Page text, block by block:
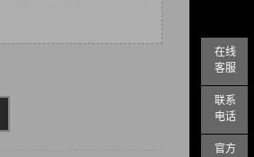
在线
客服
联系
电话
官方